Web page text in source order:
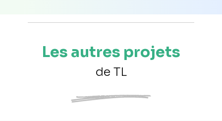
Les autres projets
de TL